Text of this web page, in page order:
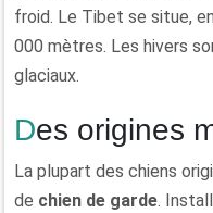
froid. Le Tibet se situe,
000 mètres. Les hivers
glaciaux.
Des origines
La plupart des chiens
de chien de garde.